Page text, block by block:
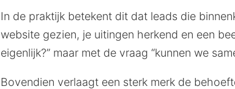
In de praktijk betekent dit dat leads die
website gezien, je uitingen herkend en een
eigenlijk?” maar met de vraag “kunnen we
Bovendien verlaagt een sterk merk de